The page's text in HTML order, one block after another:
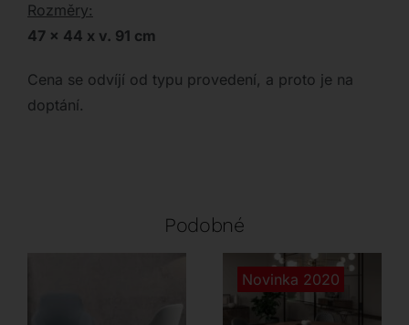
Rozměry:
47 x 44 x v. 91 cm
Cena se odvíjí od typu provedení, a proto je na
doptání.
Podobné
Novinka 2020